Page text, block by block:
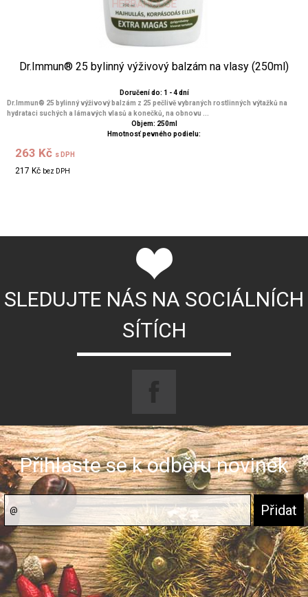
Dr.Immun® 25 bylinný výživový balzám na vlasy (250ml)
Doručení do: 1 - 4 dní
Dr.Immun® 25 bylinný výživový balzám z 25 pečlivě vybraných rostlinných výtažků na
hydrataci suchých a lámavých vlasů a konečků, na obnovu ...
Objem: 250ml
Hmotnosť pevného podielu:
263 Kč s DPH
217 Kč bez DPH
SLEDUJTE NÁS NA SOCIÁLNÍCH
SÍTÍCH
Přihlaste se k odběru novinek